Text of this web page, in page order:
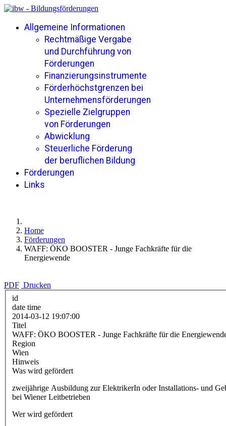
Allgemeine Informationen
Rechtmäßige Vergabe
und Durchführung von
Förderungen
Finanzierungsinstrumente
Förderhöchstgrenzen bei
Unternehmensförderungen
Spezielle Zielgruppen
von Förderungen
Abwicklung
Steuerliche Förderung
der beruflichen Bildung
Förderungen
Links
Home
Förderungen
WAFF: ÖKO BOOSTER - Junge Fachkräfte für die
Energiewende
PDF Drucken
id
date time
2014-03-12 19:07:00
Titel
WAFF: ÖKO BOOSTER - Junge Fachkräfte für die
Region
Wien
Hinweis
Was wird gefördert
zweijährige Ausbildung zur ElektrikerIn oder Installations- und
bei Wiener Leitbetrieben
Wer wird gefördert